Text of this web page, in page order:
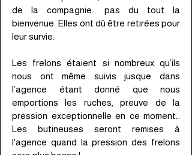
de la compagnie… pas du tout la
bienvenue. Elles ont dû être retirées pour
leur survie.
Les frelons étaient si nombreux qu’ils
nous ont même suivis jusque dans
l’agence étant donné que nous
emportions les ruches, preuve de la
pression exceptionnelle en ce moment…
Les butineuses seront remises à
l'agence quand la pression des frelons